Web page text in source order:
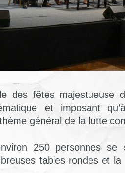
des fêtes majestueuse
et imposant
général de la lutte
250 personnes se
tables rondes et la